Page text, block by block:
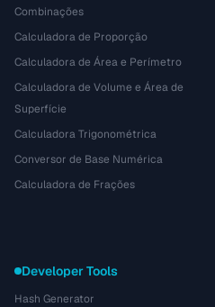
Combinações
Calculadora de Proporção
Calculadora de Área e Perímetro
Calculadora de Volume e Área de
Superfície
Calculadora Trigonométrica
Conversor de Base Numérica
Calculadora de Frações
Developer Tools
Hash Generator